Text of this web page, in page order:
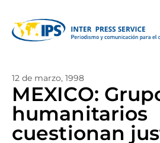
12 de marzo, 1998
MEXICO:
humanitarios
cuestionan